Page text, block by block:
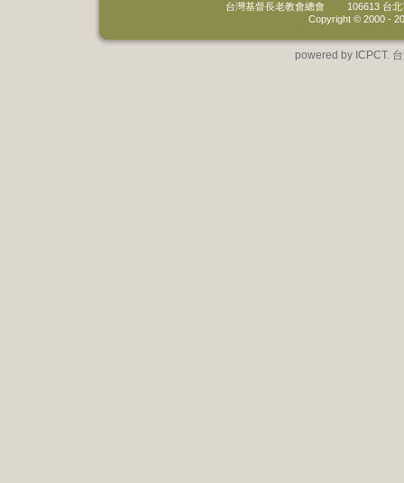
台灣基督長老教會總會
106613 台
Copyright © 2000 -
powered by ICPCT.